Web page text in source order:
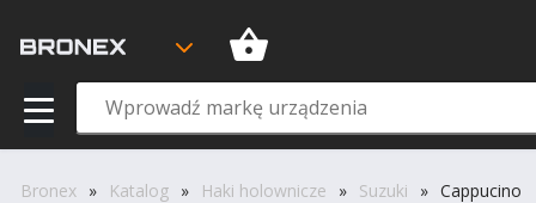
Bronex » Katalog » Haki holownicze » Suzuki » Cappucino